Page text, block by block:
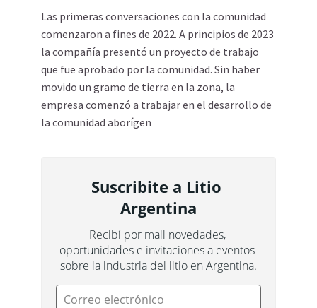
Las primeras conversaciones con la comunidad
comenzaron a fines de 2022. A principios de 2023
la compañía presentó un proyecto de trabajo
que fue aprobado por la comunidad. Sin haber
movido un gramo de tierra en la zona, la
empresa comenzó a trabajar en el desarrollo de
la comunidad aborígen
Suscribite a Litio
Argentina
Recibí por mail novedades,
oportunidades e invitaciones a eventos
sobre la industria del litio en Argentina.
Correo electrónico